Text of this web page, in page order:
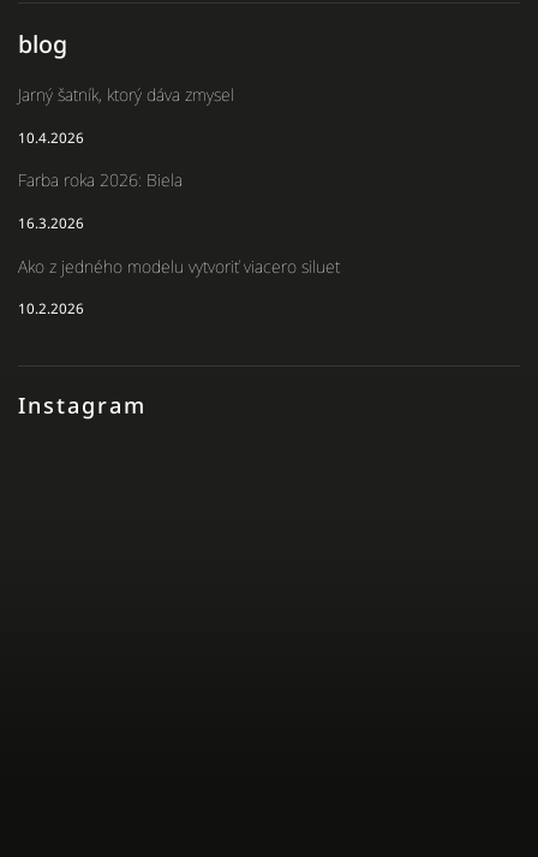
Instagram
blog
Jarný šatník, ktorý dáva zmysel
10.4.2026
Farba roka 2026: Biela
16.3.2026
Ako z jedného modelu vytvoriť viacero siluet
10.2.2026